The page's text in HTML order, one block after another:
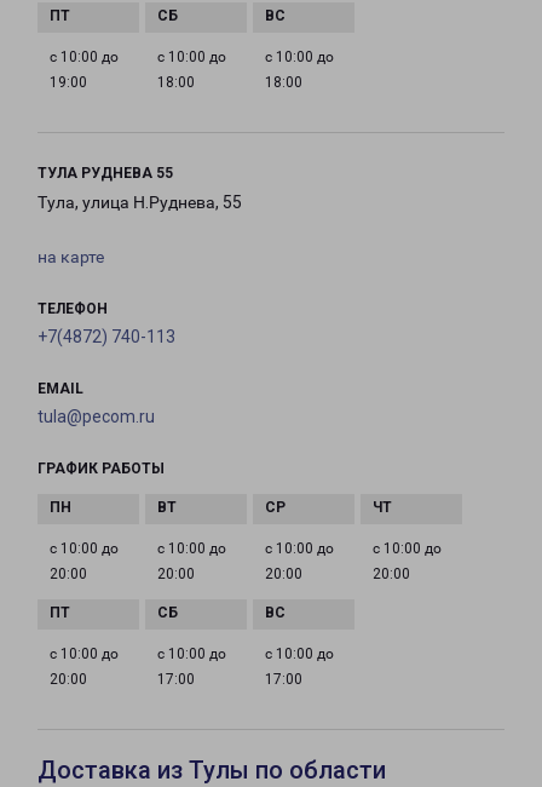
с 10:00 до
19:00
с 10:00 до
18:00
с 10:00 до
18:00
ТУЛА РУДНЕВА 55
Тула, улица Н.Руднева, 55
на карте
ТЕЛЕФОН
+7(4872) 740-113
EMAIL
tula@pecom.ru
ГРАФИК РАБОТЫ
с 10:00 до
20:00
с 10:00 до
20:00
с 10:00 до
20:00
с 10:00 до
20:00
с 10:00 до
20:00
с 10:00 до
17:00
с 10:00 до
17:00
Доставка из Тулы по области